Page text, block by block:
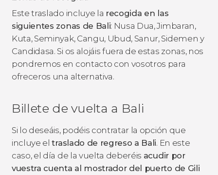
Este traslado incluye la recogida en las
siguientes zonas de Bali: Nusa Dua, Jimbaran,
Kuta, Seminyak, Cangu, Ubud, Sanur, Sidemen y
Candidasa. Si os alojáis fuera de estas zonas, nos
pondremos en contacto con vosotros para
ofreceros una alternativa.
Billete de vuelta a Bali
Si lo deseáis, podéis contratar la opción que
incluye eltraslado de regreso a Bali. En este
caso, el día de la vuelta deberéis acudir por
vuestra cuenta al mostrador del puerto de Gili